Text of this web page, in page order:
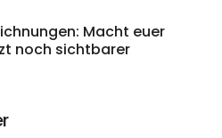
Macht euer
noch sichtbarer